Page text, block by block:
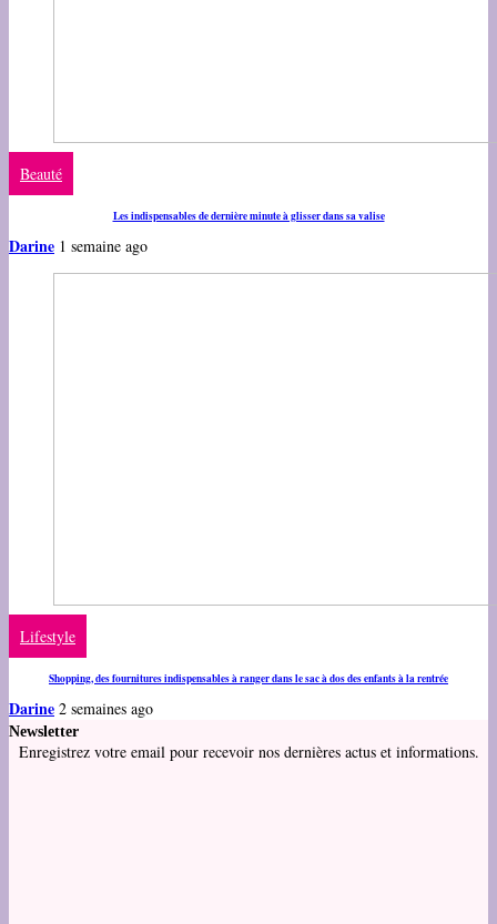
Beauté
Les indispensables de dernière minute à glisser dans sa valise
Darine 1 semaine ago
Lifestyle
Shopping, des fournitures indispensables à ranger dans le sac à dos des enfants à la rentrée
Darine 2 semaines ago
Newsletter
Enregistrez votre email pour recevoir nos dernières actus et informations.